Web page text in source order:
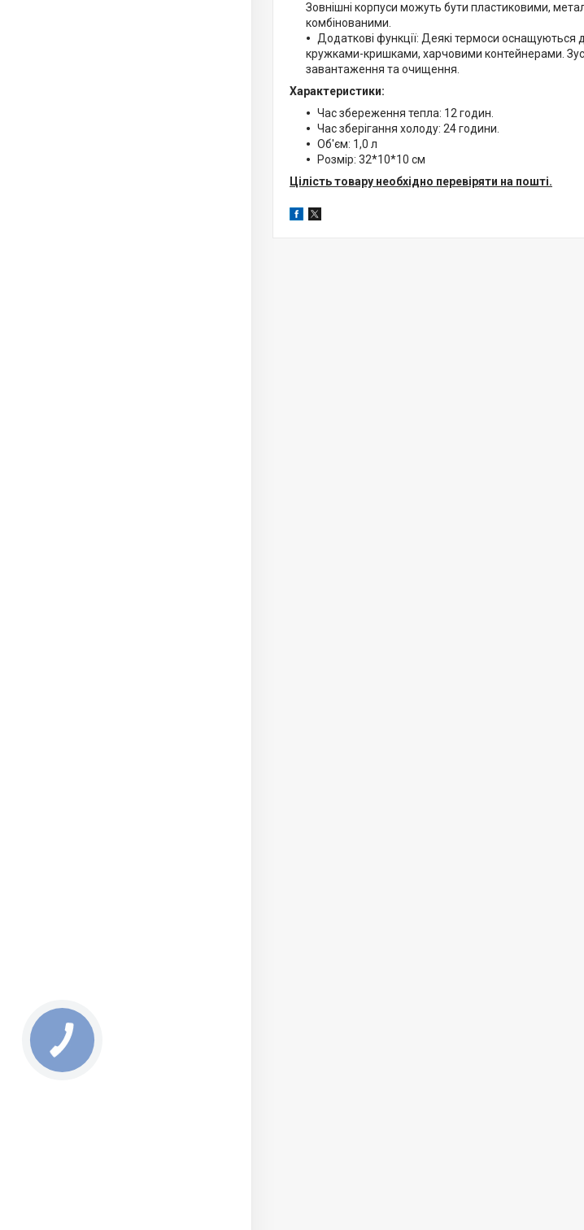
Зовнішні корпуси можуть бути пластиковими,
комбінованими.
Додаткові функції: Деякі термоси
кружками-кришками, харчовими контейнерами.
завантаження та очищення.
Характеристики:
Час збереження тепла: 12 годин.
Час зберігання холоду: 24 години.
Об'єм: 1,0 л
Розмір: 32*10*10 см
Цілість товару необхідно перевіряти на пошті.